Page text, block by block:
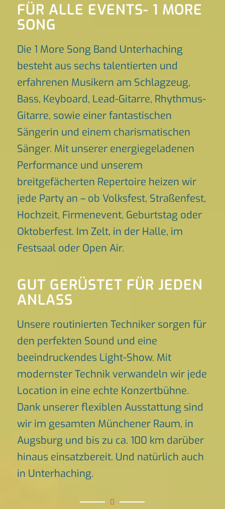
FÜR ALLE EVENTS- 1 MORE
SONG
Die 1 More Song Band Unterhaching
besteht aus sechs talentierten und
erfahrenen Musikern am Schlagzeug,
Bass, Keyboard, Lead-Gitarre, Rhythmus-
Gitarre, sowie einer fantastischen
Sängerin und einem charismatischen
Sänger. Mit unserer energiegeladenen
Performance und unserem
breitgefächerten Repertoire heizen wir
jede Party an – ob Volksfest, Straßenfest,
Hochzeit, Firmenevent, Geburtstag oder
Oktoberfest. Im Zelt, in der Halle, im
Festsaal oder Open Air.
GUT GERÜSTET FÜR JEDEN
ANLASS
Unsere routinierten Techniker sorgen für
den perfekten Sound und eine
beeindruckendes Light-Show. Mit
modernster Technik verwandeln wir jede
Location in eine echte Konzertbühne.
Dank unserer flexiblen Ausstattung sind
wir im gesamten Münchener Raum, in
Augsburg und bis zu ca. 100 km darüber
hinaus einsatzbereit. Und natürlich auch
in Unterhaching.